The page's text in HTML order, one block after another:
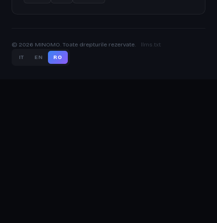
© 2026 MINOMO. Toate drepturile rezervate.
llms.txt
IT
EN RO